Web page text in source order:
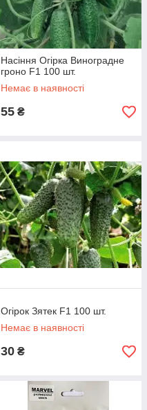
Насіння Огірка Виноградне
гроно F1 100 шт.
Немає в наявності
55 ₴
Огірок Зятек F1 100 шт.
Немає в наявності
30 ₴